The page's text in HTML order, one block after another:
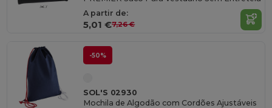
A partir de:
5,01 €7,26 €
-50%
SOL'S 02930
Mochila de Algodão com Cordões Ajustáveis